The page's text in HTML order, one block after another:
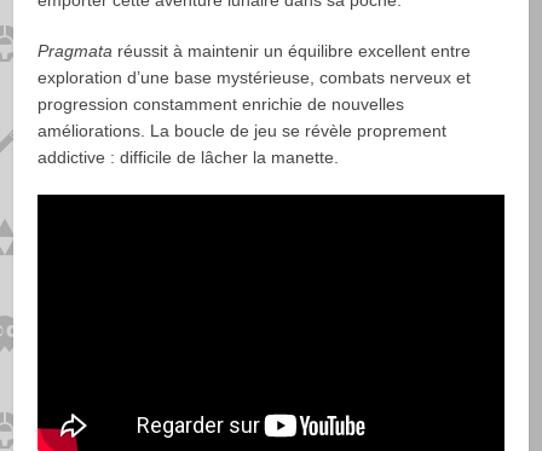
Pragmata réussit à maintenir un équilibre excellent entre
exploration d’une base mystérieuse, combats nerveux et
progression constamment enrichie de nouvelles
améliorations. La boucle de jeu se révèle proprement
addictive : difficile de lâcher la manette.